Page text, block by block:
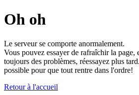
Oh oh
Le serveur se comporte anormalement.
Vous pouvez essayer de rafraîchir la page,
toujours des problèmes, réessayez plus
possible pour que tout rentre dans l'ordre!
Retour à l'accueil